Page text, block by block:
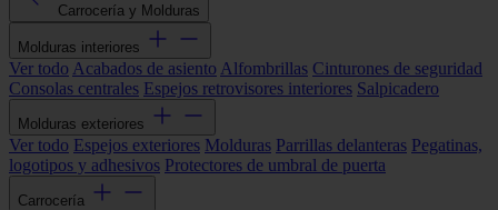
Carrocería y Molduras
Molduras interiores
Ver todo Acabados de asiento Alfombrillas Cinturones de seguridad
Consolas centrales Espejos retrovisores interiores Salpicadero
Molduras exteriores
Ver todo Espejos exteriores Molduras Parrillas delanteras Pegatinas,
logotipos y adhesivos Protectores de umbral de puerta
Carrocería